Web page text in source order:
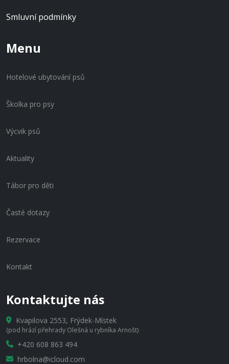
Smluvní podmínky
Menu
Hotelové ubytování psů
Školka pro psy
Výcvik psů
Aktuality
Tábor pro děti
Časté dotazy
Rezervace
Kontakt
Kontaktujte nás
Kvapilova 2553, Frýdek-Místek
(pod hrází přehrady Olešná u rybníka Arnošt)
+420 608 863 494
hrbolna@icloud.com